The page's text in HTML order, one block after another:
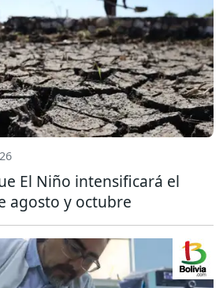
El Niño intensificará el
agosto y octubre